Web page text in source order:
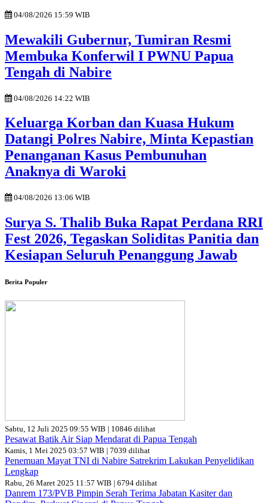
04/08/2026 15:59 WIB
Mewakili Gubernur, Tumiran Resmi
Membuka Konferwil I PWNU Papua
Tengah di Nabire
04/08/2026 14:22 WIB
Keluarga Korban dan Kuasa Hukum
Datangi Polres Nabire, Minta Kepastian
Penanganan Kasus Pembunuhan
Anaknya di Waroki
04/08/2026 13:06 WIB
Surya S. Thalib Buka Rapat Perdana RRI
Fest 2026, Tegaskan Soliditas Panitia dan
Kesiapan Seluruh Penanggung Jawab
Berita Populer
Sabtu, 12 Juli 2025 09:55 WIB | 10846 dilihat
Pesawat Batik Air Siap Mendarat di Papua Tengah
Kamis, 1 Mei 2025 03:57 WIB | 7039 dilihat
Penemuan Mayat TNI di Nabire Satrekrim Lakukan Penyelidikan
Lengkap
Rabu, 26 Maret 2025 11:57 WIB | 6794 dilihat
Danrem 173/PVB Pimpin Serah Terima Jabatan Kasiter dan